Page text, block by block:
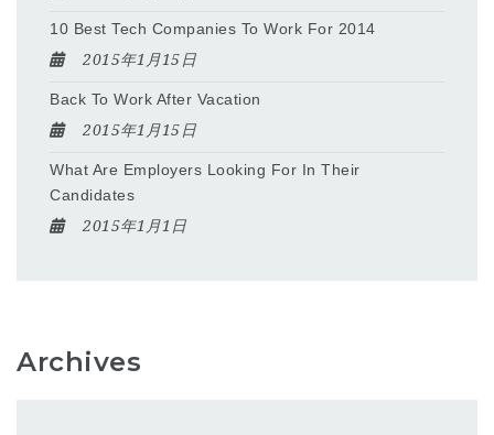
10 Best Tech Companies To Work For 2014
2015年1月15日
Back To Work After Vacation
2015年1月15日
What Are Employers Looking For In Their
Candidates
2015年1月1日
Archives